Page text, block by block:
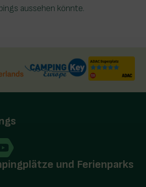
aussehen könnte.
und Ferienparks